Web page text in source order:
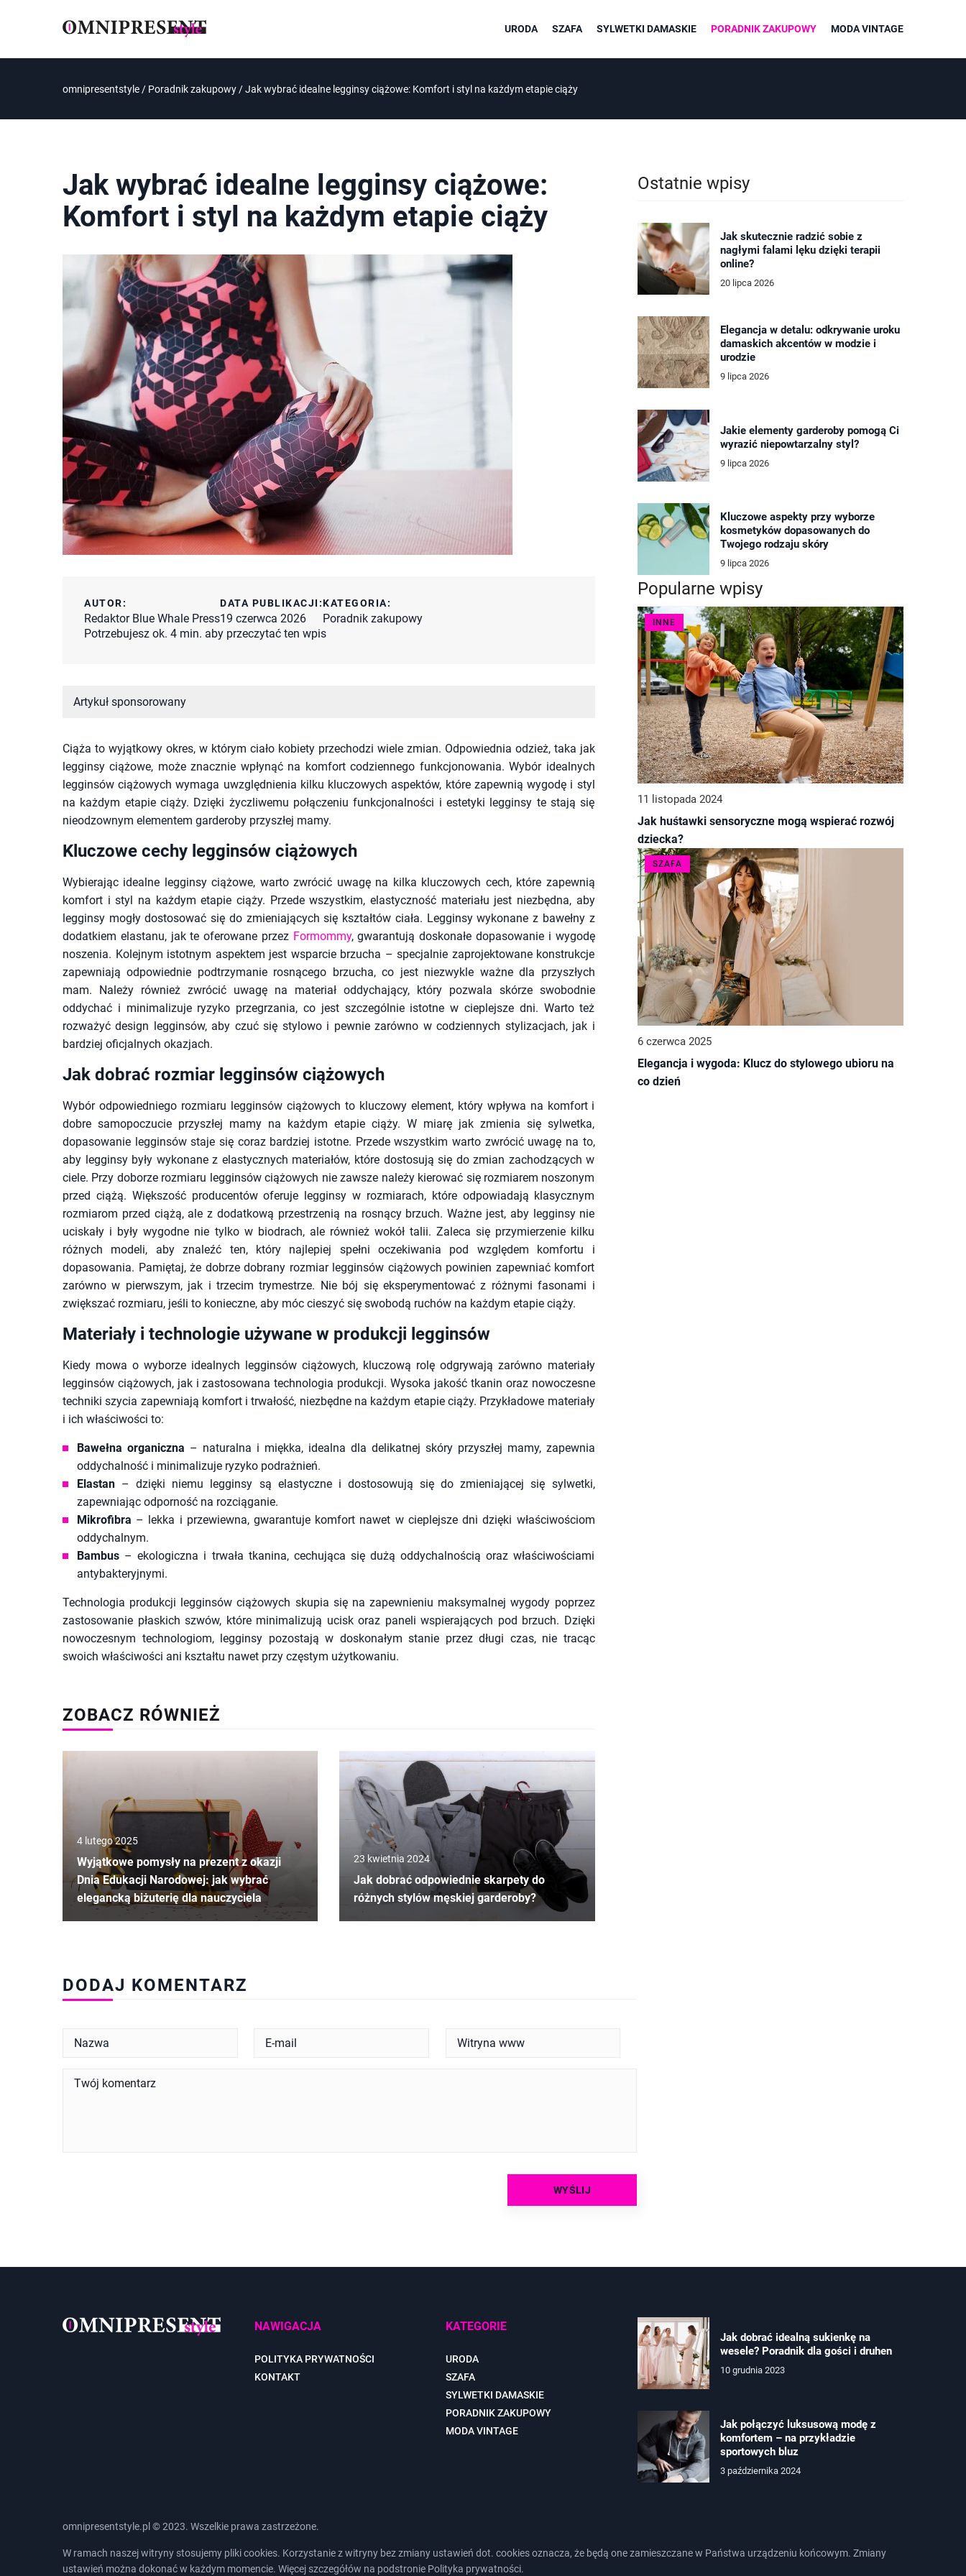
URODA SZAFA SYLWETKI DAMASKIE PORADNIK ZAKUPOWY MODA VINTAGE
omnipresentstyle / Poradnik zakupowy /Jak wybrać idealne legginsy ciążowe: Komfort i styl na każdym etapie ciąży
Jak wybrać idealne legginsy ciążowe:
Komfort i styl na każdym etapie ciąży
AUTOR:
Redaktor Blue Whale Press
DATA PUBLIKACJI:
19 czerwca 2026
KATEGORIA:
Poradnik zakupowy
Potrzebujesz ok. 4 min. aby przeczytać ten wpis
Artykuł sponsorowany
Ciąża to wyjątkowy okres, w którym ciało kobiety przechodzi wiele zmian. Odpowiednia odzież, taka jak
legginsy ciążowe, może znacznie wpłynąć na komfort codziennego funkcjonowania. Wybór idealnych
legginsów ciążowych wymaga uwzględnienia kilku kluczowych aspektów, które zapewnią wygodę i styl
na każdym etapie ciąży. Dzięki życzliwemu połączeniu funkcjonalności i estetyki legginsy te stają się
nieodzownym elementem garderoby przyszłej mamy.
Kluczowe cechy legginsów ciążowych
Wybierając idealne legginsy ciążowe, warto zwrócić uwagę na kilka kluczowych cech, które zapewnią
komfort i styl na każdym etapie ciąży. Przede wszystkim, elastyczność materiału jest niezbędna, aby
legginsy mogły dostosować się do zmieniających się kształtów ciała. Legginsy wykonane z bawełny z
dodatkiem elastanu, jak te oferowane przez Formommy, gwarantują doskonałe dopasowanie i wygodę
noszenia. Kolejnym istotnym aspektem jest wsparcie brzucha – specjalnie zaprojektowane konstrukcje
zapewniają odpowiednie podtrzymanie rosnącego brzucha, co jest niezwykle ważne dla przyszłych
mam. Należy również zwrócić uwagę na materiał oddychający, który pozwala skórze swobodnie
oddychać i minimalizuje ryzyko przegrzania, co jest szczególnie istotne w cieplejsze dni. Warto też
rozważyć design legginsów, aby czuć się stylowo i pewnie zarówno w codziennych stylizacjach, jak i
bardziej oficjalnych okazjach.
Jak dobrać rozmiar legginsów ciążowych
Wybór odpowiedniego rozmiaru legginsów ciążowych to kluczowy element, który wpływa na komfort i
dobre samopoczucie przyszłej mamy na każdym etapie ciąży. W miarę jak zmienia się sylwetka,
dopasowanie legginsów staje się coraz bardziej istotne. Przede wszystkim warto zwrócić uwagę na to,
aby legginsy były wykonane z elastycznych materiałów, które dostosują się do zmian zachodzących w
ciele. Przy doborze rozmiaru legginsów ciążowych nie zawsze należy kierować się rozmiarem noszonym
przed ciążą. Większość producentów oferuje legginsy w rozmiarach, które odpowiadają klasycznym
rozmiarom przed ciążą, ale z dodatkową przestrzenią na rosnący brzuch. Ważne jest, aby legginsy nie
uciskały i były wygodne nie tylko w biodrach, ale również wokół talii. Zaleca się przymierzenie kilku
różnych modeli, aby znaleźć ten, który najlepiej spełni oczekiwania pod względem komfortu i
dopasowania. Pamiętaj, że dobrze dobrany rozmiar legginsów ciążowych powinien zapewniać komfort
zarówno w pierwszym, jak i trzecim trymestrze. Nie bój się eksperymentować z różnymi fasonami i
zwiększać rozmiaru, jeśli to konieczne, aby móc cieszyć się swobodą ruchów na każdym etapie ciąży.
Materiały i technologie używane w produkcji legginsów
Kiedy mowa o wyborze idealnych legginsów ciążowych, kluczową rolę odgrywają zarówno materiały
legginsów ciążowych, jak i zastosowana technologia produkcji. Wysoka jakość tkanin oraz nowoczesne
techniki szycia zapewniają komfort i trwałość, niezbędne na każdym etapie ciąży. Przykładowe materiały
i ich właściwości to:
Bawełna organiczna – naturalna i miękka, idealna dla delikatnej skóry przyszłej mamy, zapewnia
oddychalność i minimalizuje ryzyko podrażnień.
Elastan – dzięki niemu legginsy są elastyczne i dostosowują się do zmieniającej się sylwetki,
zapewniając odporność na rozciąganie.
Mikrofibra – lekka i przewiewna, gwarantuje komfort nawet w cieplejsze dni dzięki właściwościom
oddychalnym.
Bambus – ekologiczna i trwała tkanina, cechująca się dużą oddychalnością oraz właściwościami
antybakteryjnymi.
Technologia produkcji legginsów ciążowych skupia się na zapewnieniu maksymalnej wygody poprzez
zastosowanie płaskich szwów, które minimalizują ucisk oraz paneli wspierających pod brzuch. Dzięki
nowoczesnym technologiom, legginsy pozostają w doskonałym stanie przez długi czas, nie tracąc
swoich właściwości ani kształtu nawet przy częstym użytkowaniu.
ZOBACZ RÓWNIEŻ
4 lutego 2025
Wyjątkowe pomysły na prezent z okazji
Dnia Edukacji Narodowej: jak wybrać
elegancką biżuterię dla nauczyciela
23 kwietnia 2024
Jak dobrać odpowiednie skarpety do
różnych stylów męskiej garderoby?
Ostatnie wpisy
Jak skutecznie radzić sobie z
nagłymi falami lęku dzięki terapii
online?
20 lipca 2026
Elegancja w detalu: odkrywanie uroku
damaskich akcentów w modzie i
urodzie
9 lipca 2026
Jakie elementy garderoby pomogą Ci
wyrazić niepowtarzalny styl?
9 lipca 2026
Kluczowe aspekty przy wyborze
kosmetyków dopasowanych do
Twojego rodzaju skóry
9 lipca 2026
Popularne wpisy
INNE
11 listopada 2024
Jak huśtawki sensoryczne mogą wspierać rozwój
dziecka?
SZAFA
6 czerwca 2025
Elegancja i wygoda: Klucz do stylowego ubioru na
co dzień
DODAJ KOMENTARZ
NAWIGACJA
POLITYKA PRYWATNOŚCI
KONTAKT
KATEGORIE
URODA
SZAFA
SYLWETKI DAMASKIE
PORADNIK ZAKUPOWY
MODA VINTAGE
Jak dobrać idealną sukienkę na
wesele? Poradnik dla gości i druhen
10 grudnia 2023
Jak połączyć luksusową modę z
komfortem – na przykładzie
sportowych bluz
3 października 2024
omnipresentstyle.pl © 2023. Wszelkie prawa zastrzeżone.
W ramach naszej witryny stosujemy pliki cookies. Korzystanie z witryny bez zmiany ustawień dot. cookies oznacza, że będą one zamieszczane w Państwa urządzeniu końcowym. Zmiany
ustawień można dokonać w każdym momencie. Więcej szczegółów na podstronie Polityka prywatności.